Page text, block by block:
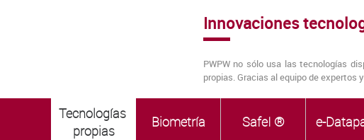
Innovaciones
PWPW no sólo usa las tecnologías
propias. Gracias al equipo de expertos
Tecnologías
propias
Biometría SafeI ® e-